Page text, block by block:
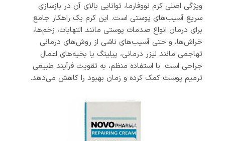
ویژگی اصلی کرم نووفارما، توانایی بالای آن در بازسازی
سریع آسیب‌های پوستی است. این کرم یک راهکار جامع
برای درمان انواع صدمات پوستی مانند التهابات، زخم‌ها،
خراش‌ها، و حتی آسیب‌های ناشی از روش‌های درمانی
تهاجمی مانند لیزر درمانی، پیلینگ یا بخیه‌های اعمال
جراحی است. با استفاده منظم، به تقویت فرآیند طبیعی
ترمیم پوست کمک کرده و زمان بهبود را کاهش می‌دهد.